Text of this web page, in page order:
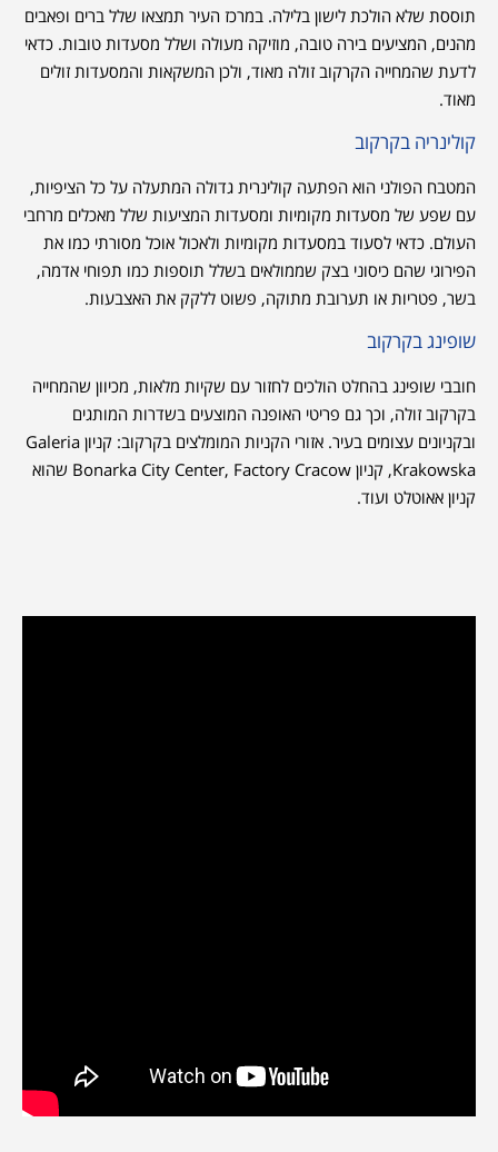
תוססת שלא הולכת לישון בלילה. במרכז העיר תמצאו שלל ברים ופאבים
מהנים, המציעים בירה טובה, מוזיקה מעולה ושלל מסעדות טובות. כדאי
לדעת שהמחייה הקרקוב זולה מאוד, ולכן המשקאות והמסעדות זולים
מאוד.
קולינריה בקרקוב
המטבח הפולני הוא הפתעה קולינרית גדולה המתעלה על כל הציפיות,
עם שפע של מסעדות מקומיות ומסעדות המציעות שלל מאכלים מרחבי
העולם. כדאי לסעוד במסעדות מקומיות ולאכול אוכל מסורתי כמו את
הפירוגי שהם כיסוני בצק שממולאים בשלל תוספות כמו תפוחי אדמה,
בשר, פטריות או תערובת מתוקה, פשוט ללקק את האצבעות.
שופינג בקרקוב
חובבי שופינג בהחלט הולכים לחזור עם שקיות מלאות, מכיוון שהמחייה
בקרקוב זולה, וכך גם פריטי האופנה המוצעים בשדרות המותגים
ובקניונים עצומים בעיר. אזורי הקניות המומלצים בקרקוב: קניון Galeria
Krakowska, קניון Bonarka City Center, Factory Cracow שהוא
קניון אאוטלט ועוד.